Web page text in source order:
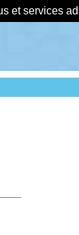
et services